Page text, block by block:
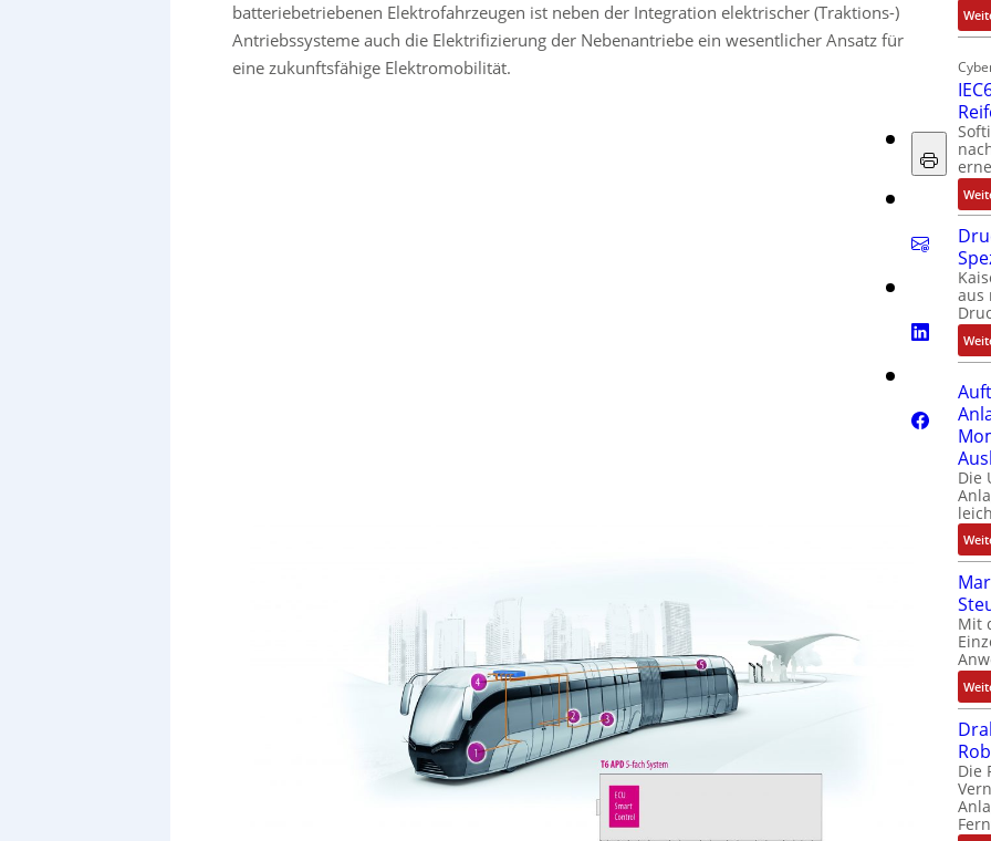
batteriebetriebenen Elektrofahrzeugen ist neben der Integration elektrischer (Traktions-)
Antriebssysteme auch die Elektrifizierung der Nebenantriebe ein wesentlicher Ansatz für
eine zukunftsfähige Elektromobilität.
aus
Die
Mit
Die